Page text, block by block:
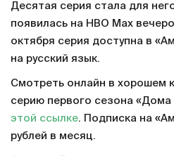
Десятая серия стала для
появилась на HBO Max
октября серия доступна в
на русский язык.
Смотреть онлайн в хорошем
серию первого сезона «Дома
этой ссылке. Подписка на
рублей в месяц.